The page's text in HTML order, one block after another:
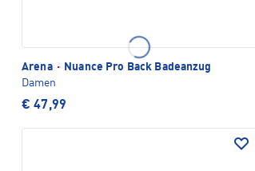
Arena ·
Nuance Pro Back Badeanzug
Damen
€ 47,99